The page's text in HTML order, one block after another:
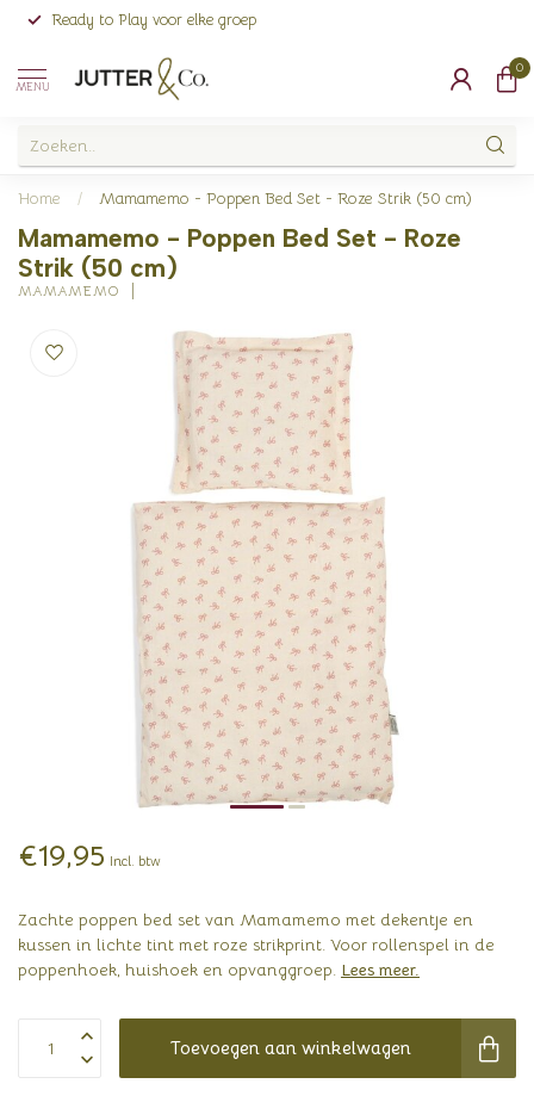
Ready to Play voor elke groep
MENU
0
Home / Mamamemo - Poppen Bed Set - Roze Strik (50 cm)
Mamamemo - Poppen Bed Set - Roze
Strik (50 cm)
MAMAMEMO
€19,95 Incl. btw
Zachte poppen bed set van Mamamemo met dekentje en
kussen in lichte tint met roze strikprint. Voor rollenspel in de
poppenhoek, huishoek en opvanggroep. Lees meer.
Toevoegen aan winkelwagen